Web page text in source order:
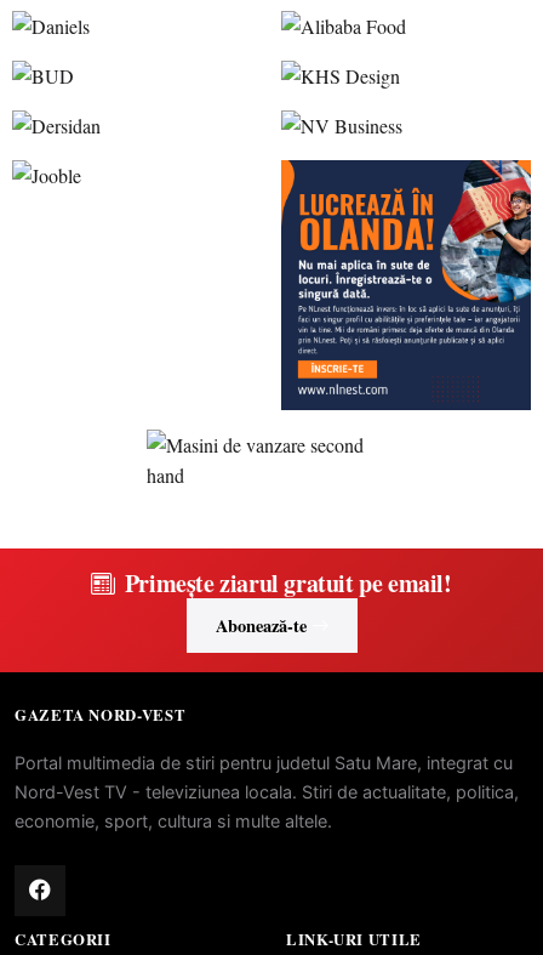
Primește ziarul gratuit pe email!
Abonează-te
GAZETA NORD-VEST
Portal multimedia de stiri pentru judetul Satu Mare, integrat cu
Nord-Vest TV - televiziunea locala. Stiri de actualitate, politica,
economie, sport, cultura si multe altele.
CATEGORII LINK-URI UTILE